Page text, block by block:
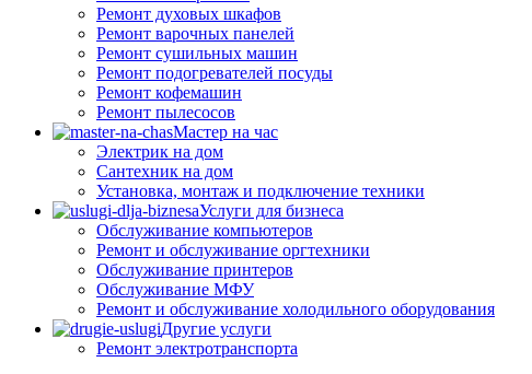
Ремонт духовых шкафов
Ремонт варочных панелей
Ремонт сушильных машин
Ремонт подогревателей посуды
Ремонт кофемашин
Ремонт пылесосов
Мастер на час
Электрик на дом
Сантехник на дом
Установка, монтаж и подключение техники
Услуги для бизнеса
Обслуживание компьютеров
Ремонт и обслуживание оргтехники
Обслуживание принтеров
Обслуживание МФУ
Ремонт и обслуживание холодильного оборудования
Другие услуги
Ремонт электротранспорта